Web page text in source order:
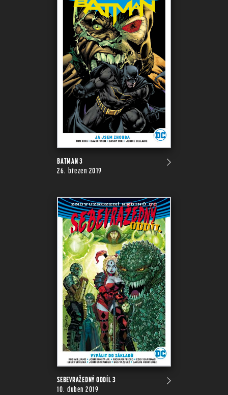
BATMAN 3
26. březen 2019
SEBEVRAŽEDNÝ ODDÍL 3
10. duben 2019